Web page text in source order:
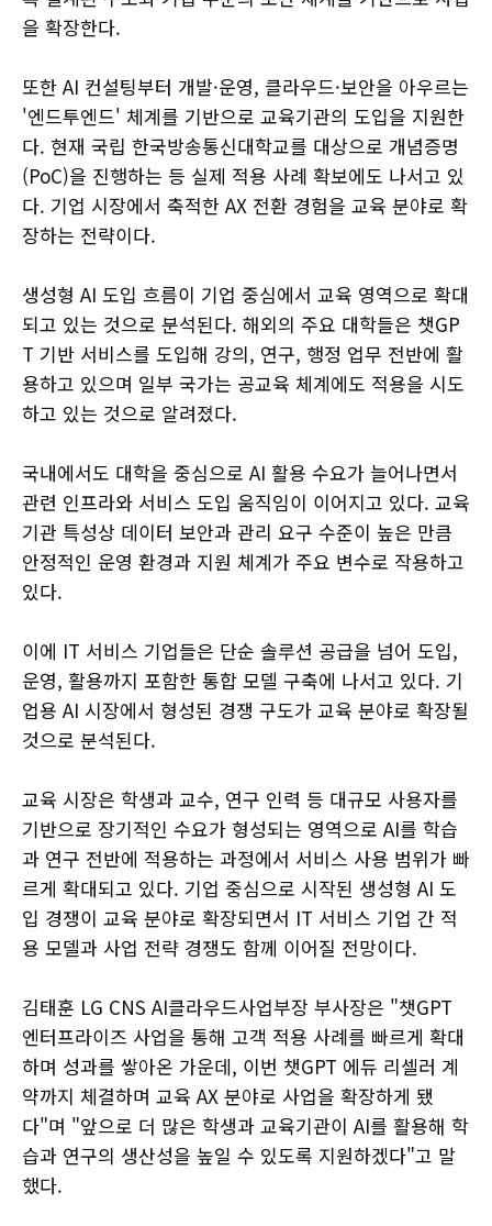
을 확장한다.
또한 AI 컨설팅부터 개발·운영, 클라우드·보안을 아우르는
'엔드투엔드' 체계를 기반으로 교육기관의 도입을 지원한
다. 현재 국립 한국방송통신대학교를 대상으로 개념증명
(PoC)을 진행하는 등 실제 적용 사례 확보에도 나서고 있
다. 기업 시장에서 축적한 AX 전환 경험을 교육 분야로 확
장하는 전략이다.
생성형 AI 도입 흐름이 기업 중심에서 교육 영역으로 확대
되고 있는 것으로 분석된다. 해외의 주요 대학들은 챗GP
T 기반 서비스를 도입해 강의, 연구, 행정 업무 전반에 활
용하고 있으며 일부 국가는 공교육 체계에도 적용을 시도
하고 있는 것으로 알려졌다.
국내에서도 대학을 중심으로 AI 활용 수요가 늘어나면서
관련 인프라와 서비스 도입 움직임이 이어지고 있다. 교육
기관 특성상 데이터 보안과 관리 요구 수준이 높은 만큼
안정적인 운영 환경과 지원 체계가 주요 변수로 작용하고
있다.
이에 IT 서비스 기업들은 단순 솔루션 공급을 넘어 도입,
운영, 활용까지 포함한 통합 모델 구축에 나서고 있다. 기
업용 AI 시장에서 형성된 경쟁 구도가 교육 분야로 확장될
것으로 분석된다.
교육 시장은 학생과 교수, 연구 인력 등 대규모 사용자를
기반으로 장기적인 수요가 형성되는 영역으로 AI를 학습
과 연구 전반에 적용하는 과정에서 서비스 사용 범위가 빠
르게 확대되고 있다. 기업 중심으로 시작된 생성형 AI 도
입 경쟁이 교육 분야로 확장되면서 IT 서비스 기업 간 적
용 모델과 사업 전략 경쟁도 함께 이어질 전망이다.
김태훈 LG CNS AI클라우드사업부장 부사장은 "챗GPT
엔터프라이즈 사업을 통해 고객 적용 사례를 빠르게 확대
하며 성과를 쌓아온 가운데, 이번 챗GPT 에듀 리셀러 계
약까지 체결하며 교육 AX 분야로 사업을 확장하게 됐
다"며 "앞으로 더 많은 학생과 교육기관이 AI를 활용해 학
습과 연구의 생산성을 높일 수 있도록 지원하겠다"고 말
했다.